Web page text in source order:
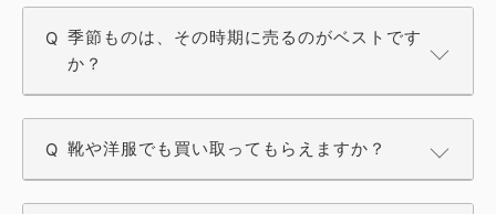
季節ものは、その時期に売るのがベストです
か？
靴や洋服でも買い取ってもらえますか？